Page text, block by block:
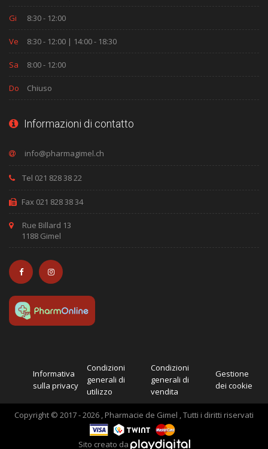
Gi 8:30 - 12:00
Ve 8:30 - 12:00 | 14:00 - 18:30
Sa 8:00 - 12:00
Do Chiuso
Informazioni di contatto
Tel 021 828 38 22
Fax 021 828 38 34
Rue Billard 13
1188 Gimel
Informativa
sulla privacy
Condizioni
generali di
utilizzo
Condizioni
generali di
vendita
Gestione
dei cookie
Copyright © 2017 - 2026 , Pharmacie de Gimel , Tutti i diritti riservati
Sito creato da